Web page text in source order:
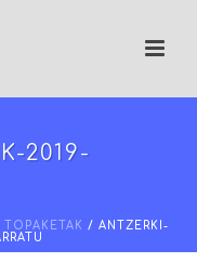
2019-
/ ANTZERKI-